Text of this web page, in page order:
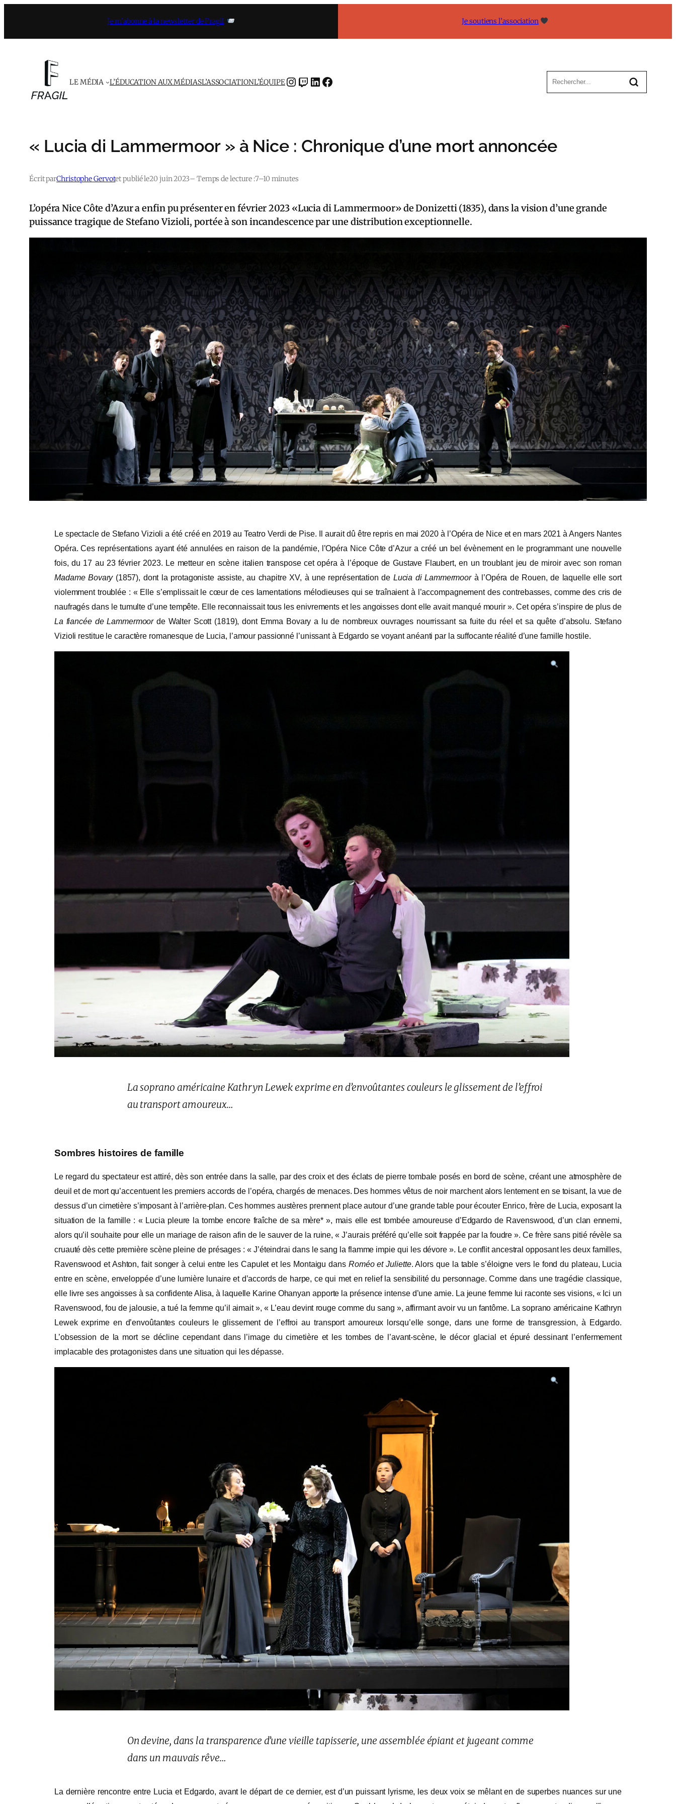
contenu
Je m’abonne à la newsletter de Fragil Je soutiens l’association
LE MÉDIA L’ÉDUCATION AUX MÉDIASL’ASSOCIATIONL’ÉQUIPEINSTAGRAMTWITCH LINKEDIN FACEBOOK
« Lucia di Lammermoor » à Nice : Chronique d’une mort annoncée
Écrit parChristophe Gervotet publié le20 juin 2023– Temps de lecture :7–10 minutes
L’opéra Nice Côte d’Azur a enfin pu présenter en février 2023 «Lucia di Lammermoor» de Donizetti (1835), dans la vision d’une grande
puissance tragique de Stefano Vizioli, portée à son incandescence par une distribution exceptionnelle.
Le spectacle de Stefano Vizioli a été créé en 2019 au Teatro Verdi de Pise. Il aurait dû être repris en mai 2020 à l’Opéra de Nice et en mars 2021 à Angers Nantes
Opéra. Ces représentations ayant été annulées en raison de la pandémie, l’Opéra Nice Côte d’Azur a créé un bel évènement en le programmant une nouvelle
fois, du 17 au 23 février 2023. Le metteur en scène italien transpose cet opéra à l’époque de Gustave Flaubert, en un troublant jeu de miroir avec son roman
Madame Bovary(1857), dont la protagoniste assiste, au chapitre XV, à une représentation de Lucia di Lammermoorà l’Opéra de Rouen, de laquelle elle sort
violemment troublée : « Elle s’emplissait le cœur de ces lamentations mélodieuses qui se traînaient à l’accompagnement des contrebasses, comme des cris de
naufragés dans le tumulte d’une tempête. Elle reconnaissait tous les enivrements et les angoisses dont elle avait manqué mourir ». Cet opéra s’inspire de plus de
La fiancée de Lammermoorde Walter Scott (1819), dont Emma Bovary a lu de nombreux ouvrages nourrissant sa fuite du réel et sa quête d’absolu. Stefano
Vizioli restitue le caractère romanesque de Lucia, l’amour passionné l’unissant à Edgardo se voyant anéanti par la suffocante réalité d’une famille hostile.
La soprano américaine Kathryn Lewek exprime en d’envoûtantes couleurs le glissement de l’effroi
au transport amoureux…
Sombres histoires de famille
Le regard du spectateur est attiré, dès son entrée dans la salle, par des croix et des éclats de pierre tombale posés en bord de scène, créant une atmosphère de
deuil et de mort qu’accentuent les premiers accords de l’opéra, chargés de menaces. Des hommes vêtus de noir marchent alors lentement en se toisant, la vue de
dessus d’un cimetière s’imposant à l’arrière-plan. Ces hommes austères prennent place autour d’une grande table pour écouter Enrico, frère de Lucia, exposant la
situation de la famille : « Lucia pleure la tombe encore fraîche de sa mère* », mais elle est tombée amoureuse d’Edgardo de Ravenswood, d’un clan ennemi,
alors qu’il souhaite pour elle un mariage de raison afin de le sauver de la ruine, « J’aurais préféré qu’elle soit frappée par la foudre ». Ce frère sans pitié révèle sa
cruauté dès cette première scène pleine de présages : « J’éteindrai dans le sang la flamme impie qui les dévore ». Le conflit ancestral opposant les deux familles,
Ravenswood et Ashton, fait songer à celui entre les Capulet et les Montaigu dans Roméo et Juliette. Alors que la table s’éloigne vers le fond du plateau, Lucia
entre en scène, enveloppée d’une lumière lunaire et d’accords de harpe, ce qui met en relief la sensibilité du personnage. Comme dans une tragédie classique,
elle livre ses angoisses à sa confidente Alisa, à laquelle Karine Ohanyan apporte la présence intense d’une amie. La jeune femme lui raconte ses visions, « Ici un
Ravenswood, fou de jalousie, a tué la femme qu’il aimait », « L’eau devint rouge comme du sang », affirmant avoir vu un fantôme. La soprano américaine Kathryn
Lewek exprime en d’envoûtantes couleurs le glissement de l’effroi au transport amoureux lorsqu’elle songe, dans une forme de transgression, à Edgardo.
L’obsession de la mort se décline cependant dans l’image du cimetière et les tombes de l’avant-scène, le décor glacial et épuré dessinant l’enfermement
implacable des protagonistes dans une situation qui les dépasse.
On devine, dans la transparence d’une vieille tapisserie, une assemblée épiant et jugeant comme
dans un mauvais rêve…
La dernière rencontre entre Lucia et Edgardo, avant le départ de ce dernier, est d’un puissant lyrisme, les deux voix se mêlant en de superbes nuances sur une